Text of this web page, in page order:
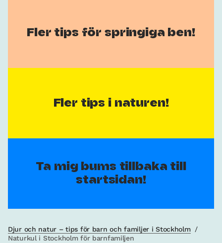
Fler tips för springiga ben!
Fler tips i naturen!
Ta mig bums tillbaka till
startsidan!
Djur och natur – tips för barn och familjer i Stockholm /
Naturkul i Stockholm för barnfamiljen